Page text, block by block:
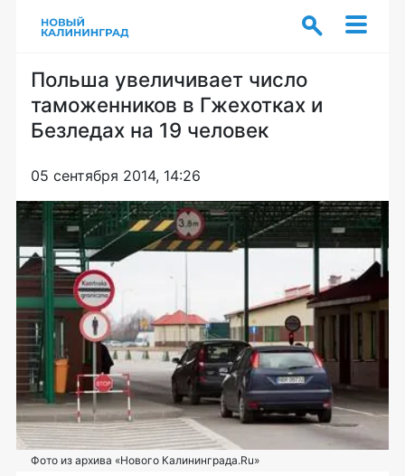
Польша увеличивает число
таможенников в Гжехотках и
Безледах на 19 человек
05 сентября 2014, 14:26
Фото из архива «Нового Калининграда.Ru»